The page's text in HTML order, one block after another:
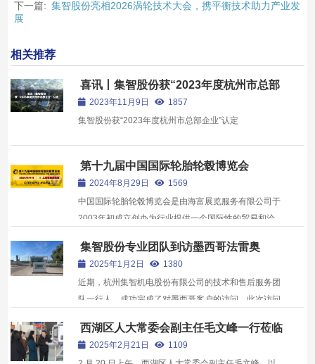
下一篇: 集智股份亮相2026涡轮技术大会，携平衡技术助力产业发
展
相关推荐
喜讯丨集智股份获“2023年度杭州市总部
企业”认定
2023年11月9日
1857
集智股份获“2023年度杭州市总部企业”认定
第十九届中国国际轮胎轮毂博览会
2024年8月29日
1569
中国国际轮胎轮毂博览会是由海富展览服务有限公司于
2003年初成立创办为行业提供一个国际性的贸易和洽
修设备、翻胎原料及设备、轮胎生 产原料及设备、轮胎
轮毂配件等相关产品与技术。
集智股份专业团队到访墨西哥法雷奥
2025年1月2日
1380
近期，杭州集智机电股份有限公司的技术和售后服务团
队一行人，成功完成了对墨西哥客户的访问。此次访问
市场奠定了坚实基础。
西湖区人大常委会副主任毛文峰一行莅临
我司考察调研
2025年2月21日
1109